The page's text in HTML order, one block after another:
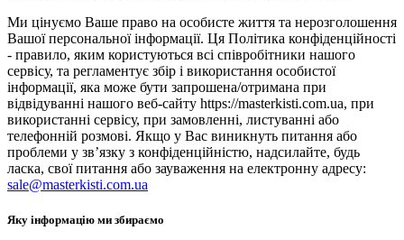
Ми цінуємо Ваше право на особисте життя та нерозголошення
Вашої персональної інформації. Ця Політика конфіденційності
- правило, яким користуються всі співробітники нашого
сервісу, та регламентує збір і використання особистої
інформації, яка може бути запрошена/отримана при
відвідуванні нашого веб-сайту https://masterkisti.com.ua, при
використанні сервісу, при замовленні, листуванні або
телефонній розмові. Якщо у Вас виникнуть питання або
проблеми у зв’язку з конфіденційністю, надсилайте, будь
ласка, свої питання або зауваження на електронну адресу:
sale@masterkisti.com.ua
Яку інформацію ми збираємо